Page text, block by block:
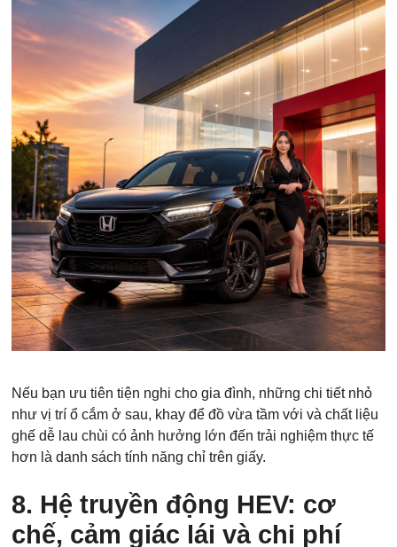
Nếu bạn ưu tiên tiện nghi cho gia đình, những chi tiết nhỏ
như vị trí ổ cắm ở sau, khay để đồ vừa tầm với và chất liệu
ghế dễ lau chùi có ảnh hưởng lớn đến trải nghiệm thực tế
hơn là danh sách tính năng chỉ trên giấy.
8. Hệ truyền động HEV: cơ
chế, cảm giác lái và chi phí